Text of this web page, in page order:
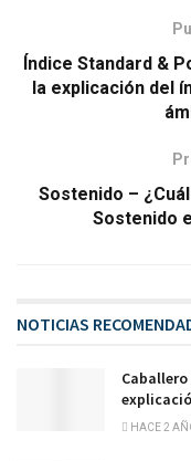
Índice Standard &
la explicación del
Sostenido –
Sostenido
NOTICIAS
HACE 2